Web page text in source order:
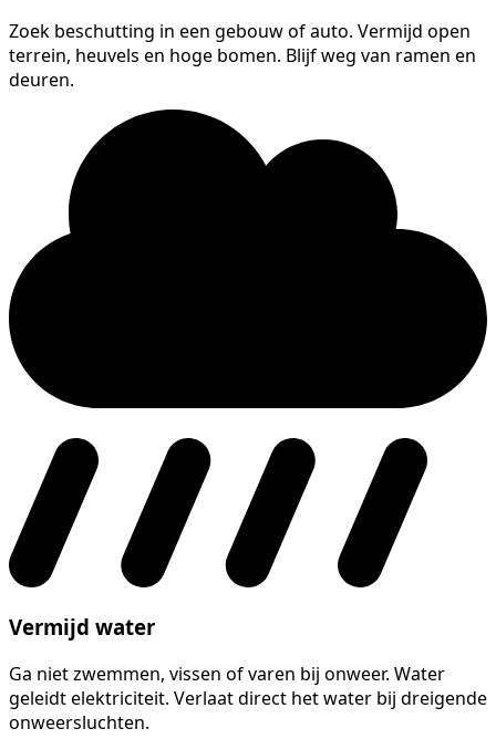
Zoek beschutting in een gebouw of auto. Vermijd open
terrein, heuvels en hoge bomen. Blijf weg van ramen en
deuren.
Vermijd water
Ga niet zwemmen, vissen of varen bij onweer. Water
geleidt elektriciteit. Verlaat direct het water bij dreigende
onweersluchten.